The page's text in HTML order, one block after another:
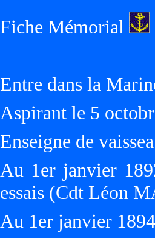
Fiche Mémorial
Entre dans la
Aspirant le 5
Enseigne de
Au 1er janvier
essais (Cdt Léon
Au 1er janvier